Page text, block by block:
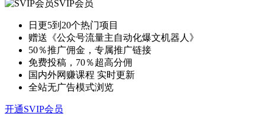
SVIP会员
日更5到20个热门项目
赠送《公众号流量主自动化爆文机器人》
50％推广佣金，专属推广链接
免费投稿，70％超高分佣
国内外网赚课程 实时更新
全站无广告模式浏览
开通SVIP会员